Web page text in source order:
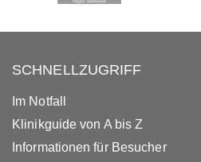
SCHNELLZUGRIFF
Im Notfall
Klinikguide von A bis Z
Informationen für Besucher